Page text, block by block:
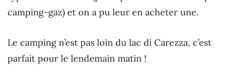
camping-gaz) et on a pu leur en acheter une.
Le camping n’est pas loin du lac di Carezza, c’est
parfait pour le lendemain matin !